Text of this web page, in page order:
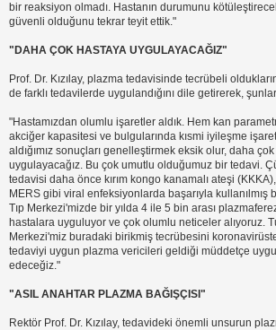
bir reaksiyon olmadı. Hastanın durumunu
güvenli olduğunu tekrar teyit ettik."
"DAHA ÇOK HASTAYA UYGULAYACAĞIZ"
Prof. Dr. Kızılay, plazma tedavisinde tecrübeli
de farklı tedavilerde uygulandığını dile getirerek,
"Hastamızdan olumlu işaretler aldık. Hem kan
akciğer kapasitesi ve bulgularında kısmi iyileşme
aldığımız sonuçları genelleştirmek eksik olur, daha
uygulayacağız. Bu çok umutlu olduğumuz bir tedavi.
tedavisi daha önce kırım kongo kanamalı ateşi
MERS gibi viral enfeksiyonlarda başarıyla kullanılmış
Tıp Merkezi'mizde bir yılda 4 ile 5 bin arası
hastalara uyguluyor ve çok olumlu neticeler alıyoruz.
Merkezi'miz buradaki birikmiş tecrübesini
tedaviyi uygun plazma vericileri geldiği müddetçe
edeceğiz."
"ASIL ANAHTAR PLAZMA BAĞIŞÇISI"
Rektör Prof. Dr. Kızılay, tedavideki önemli unsurun